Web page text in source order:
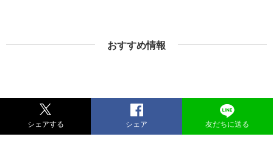
おすすめ情報
シェアする シェア 友だちに送る